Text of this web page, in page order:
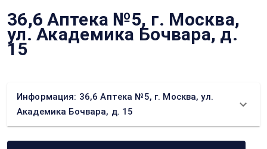
36,6 Аптека №5, г. Москва,
ул. Академика Бочвара, д.
15
Информация: 36,6 Аптека №5, г. Москва, ул.
Академика Бочвара, д. 15